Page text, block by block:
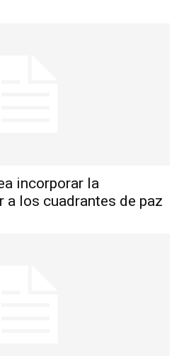
incorporar la
los cuadrantes de paz